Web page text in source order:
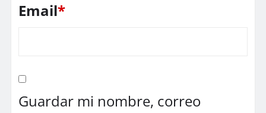
Email*
Guardar mi nombre, correo